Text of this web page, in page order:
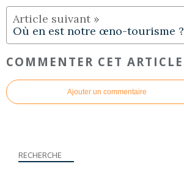
Où en est notre œno-tourisme ?
COMMENTER CET ARTICLE
Ajouter un commentaire
RECHERCHE